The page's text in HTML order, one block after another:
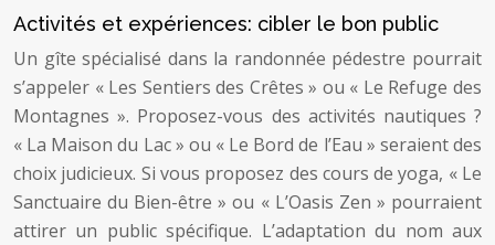
Activités et expériences: cibler le bon public
Un gîte spécialisé dans la randonnée pédestre pourrait
s’appeler « Les Sentiers des Crêtes » ou « Le Refuge des
Montagnes ». Proposez-vous des activités nautiques ?
« La Maison du Lac » ou « Le Bord de l’Eau » seraient des
choix judicieux. Si vous proposez des cours de yoga, « Le
Sanctuaire du Bien-être » ou « L’Oasis Zen » pourraient
attirer un public spécifique. L’adaptation du nom aux